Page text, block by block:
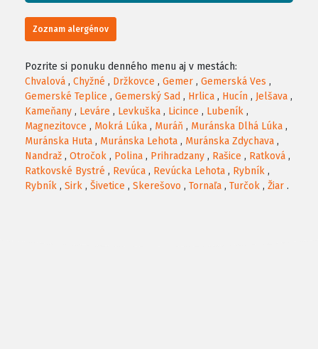
Zoznam alergénov
Pozrite si ponuku denného menu aj v mestách:
Chvalová , Chyžné , Držkovce , Gemer , Gemerská Ves ,
Gemerské Teplice , Gemerský Sad , Hrlica , Hucín , Jelšava ,
Kameňany , Leváre , Levkuška , Licince , Lubeník ,
Magnezitovce , Mokrá Lúka , Muráň , Muránska Dlhá Lúka ,
Muránska Huta , Muránska Lehota , Muránska Zdychava ,
Nandraž , Otročok , Polina , Prihradzany , Rašice , Ratková ,
Ratkovské Bystré , Revúca , Revúcka Lehota , Rybník ,
Rybník , Sirk , Šivetice , Skerešovo , Tornaľa , Turčok , Žiar .